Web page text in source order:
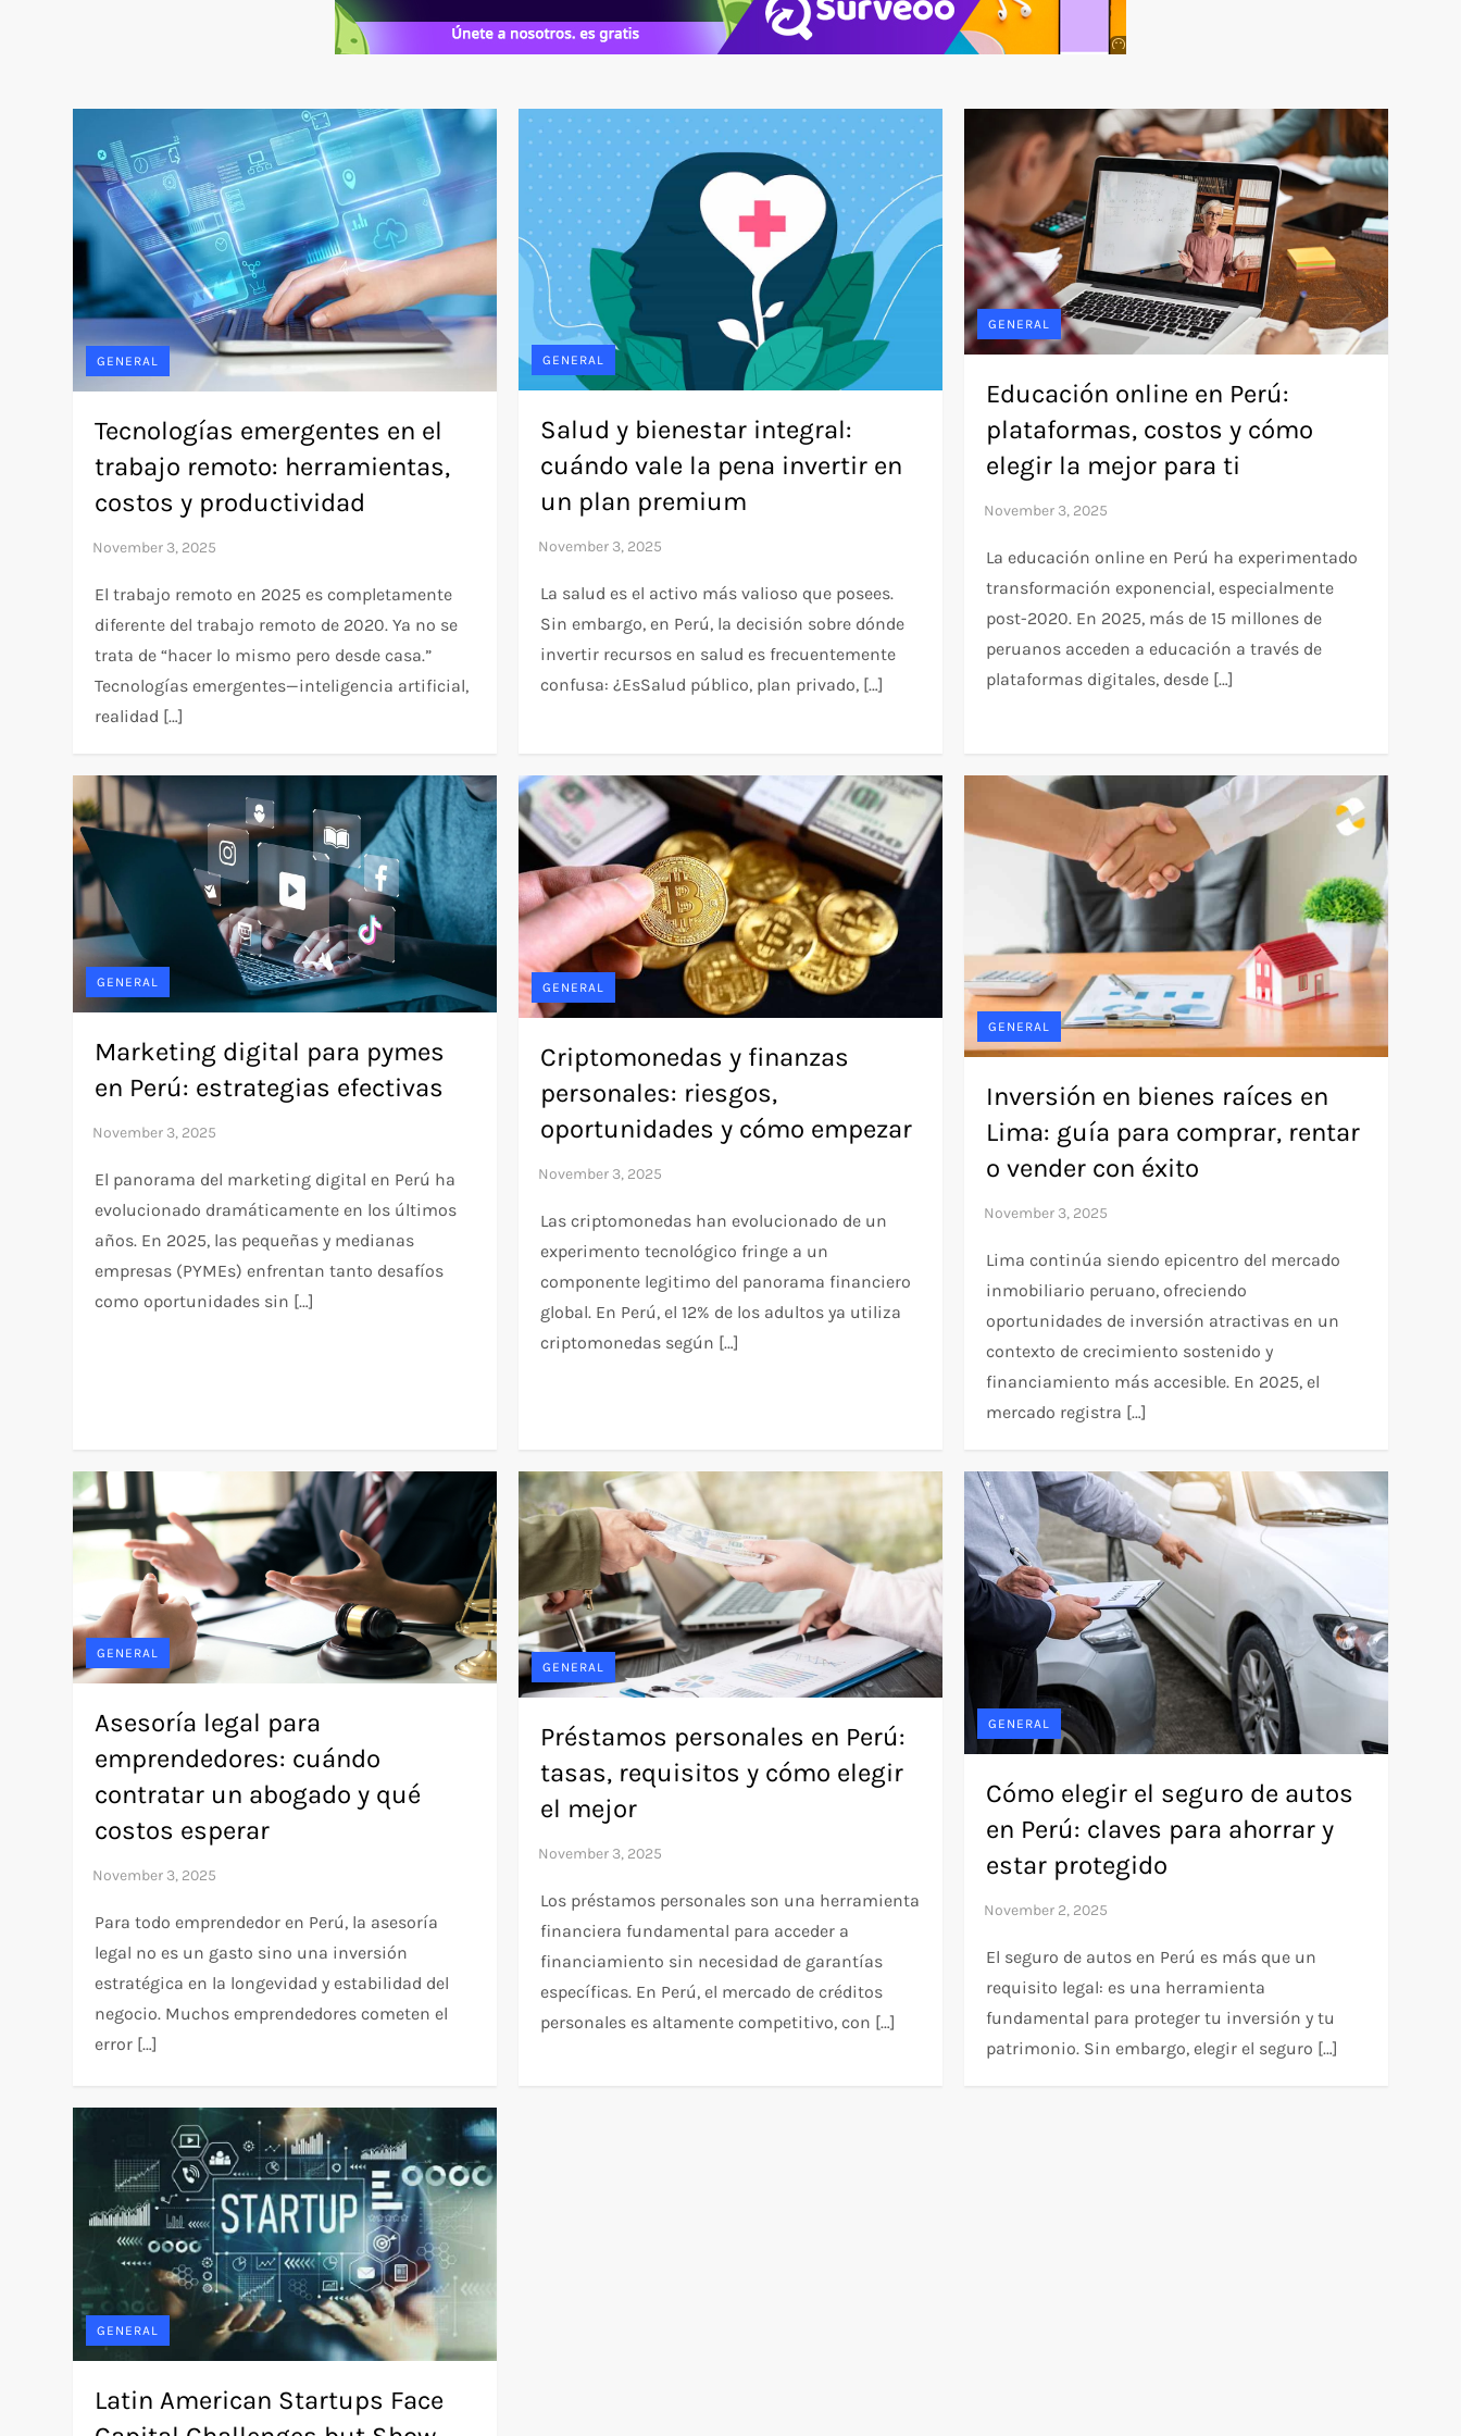
GENERAL
Tecnologías emergentes en el
trabajo remoto: herramientas,
costos y productividad
El trabajo remoto en 2025 es completamente
diferente del trabajo remoto de 2020. Ya no se
trata de “hacer lo mismo pero desde casa.”
Tecnologías emergentes—inteligencia artificial,
realidad […]
GENERAL
Salud y bienestar integral:
cuándo vale la pena invertir en
un plan premium
La salud es el activo más valioso que posees.
Sin embargo, en Perú, la decisión sobre dónde
invertir recursos en salud es frecuentemente
confusa: ¿EsSalud público, plan privado, […]
GENERAL
Educación online en Perú:
plataformas, costos y cómo
elegir la mejor para ti
La educación online en Perú ha experimentado
transformación exponencial, especialmente
post-2020. En 2025, más de 15 millones de
peruanos acceden a educación a través de
plataformas digitales, desde […]
GENERAL
Marketing digital para pymes
en Perú: estrategias efectivas
El panorama del marketing digital en Perú ha
evolucionado dramáticamente en los últimos
años. En 2025, las pequeñas y medianas
empresas (PYMEs) enfrentan tanto desafíos
como oportunidades sin […]
GENERAL
Criptomonedas y finanzas
personales: riesgos,
oportunidades y cómo empezar
Las criptomonedas han evolucionado de un
experimento tecnológico fringe a un
componente legitimo del panorama financiero
global. En Perú, el 12% de los adultos ya utiliza
criptomonedas según […]
GENERAL
Inversión en bienes raíces en
Lima: guía para comprar, rentar
o vender con éxito
Lima continúa siendo epicentro del mercado
inmobiliario peruano, ofreciendo
oportunidades de inversión atractivas en un
contexto de crecimiento sostenido y
financiamiento más accesible. En 2025, el
mercado registra […]
GENERAL
Asesoría legal para
emprendedores: cuándo
contratar un abogado y qué
costos esperar
Para todo emprendedor en Perú, la asesoría
legal no es un gasto sino una inversión
estratégica en la longevidad y estabilidad del
negocio. Muchos emprendedores cometen el
error […]
GENERAL
Préstamos personales en Perú:
tasas, requisitos y cómo elegir
el mejor
Los préstamos personales son una herramienta
financiera fundamental para acceder a
financiamiento sin necesidad de garantías
específicas. En Perú, el mercado de créditos
personales es altamente competitivo, con […]
GENERAL
Cómo elegir el seguro de autos
en Perú: claves para ahorrar y
estar protegido
El seguro de autos en Perú es más que un
requisito legal: es una herramienta
fundamental para proteger tu inversión y tu
patrimonio. Sin embargo, elegir el seguro […]
GENERAL
Latin American Startups Face